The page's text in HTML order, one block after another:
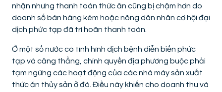
nhận nhưng thanh toán thức ăn cũng bị chậm hơn do
doanh số bán hàng kém hoặc nông dân nhân cơ hội đại
dịch phức tạp đã trì hoãn thanh toán.
Ở một số nước có tình hình dịch bệnh diễn biến phức
tạp và căng thẳng, chính quyền địa phương buộc phải
tạm ngừng các hoạt động của các nhà máy sản xuất
thức ăn thủy sản ở đó. Điều này khiến cho doanh thu và